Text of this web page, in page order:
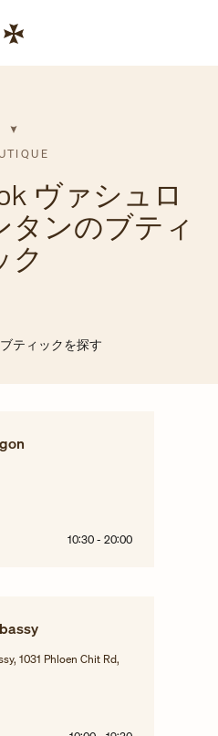
リンク
ヴァシュロ
タンのブティ
ク
ティックを探す
10:30 - 20:00
1031 Phloen Chit Rd,